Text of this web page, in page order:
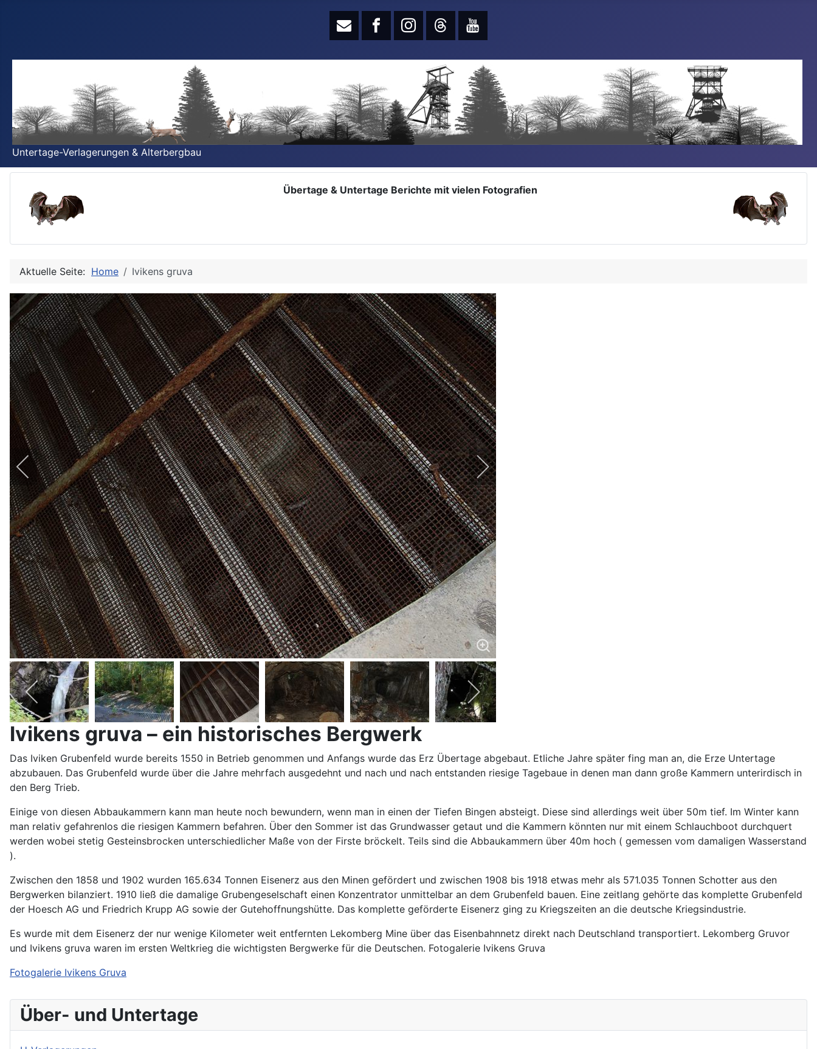
Untertage-Verlagerungen & Alterbergbau
Übertage & Untertage Berichte mit vielen Fotografien
Aktuelle Seite: Home Ivikens gruva
Ivikens gruva – ein historisches Bergwerk
Das Iviken Grubenfeld wurde bereits 1550 in Betrieb genommen und Anfangs wurde das Erz Übertage abgebaut. Etliche Jahre später fing man an, die Erze Untertage
abzubauen. Das Grubenfeld wurde über die Jahre mehrfach ausgedehnt und nach und nach entstanden riesige Tagebaue in denen man dann große Kammern unterirdisch in
den Berg Trieb.
Einige von diesen Abbaukammern kann man heute noch bewundern, wenn man in einen der Tiefen Bingen absteigt. Diese sind allerdings weit über 50m tief. Im Winter kann
man relativ gefahrenlos die riesigen Kammern befahren. Über den Sommer ist das Grundwasser getaut und die Kammern könnten nur mit einem Schlauchboot durchquert
werden wobei stetig Gesteinsbrocken unterschiedlicher Maße von der Firste bröckelt. Teils sind die Abbaukammern über 40m hoch ( gemessen vom damaligen Wasserstand
).
Zwischen den 1858 und 1902 wurden 165.634 Tonnen Eisenerz aus den Minen gefördert und zwischen 1908 bis 1918 etwas mehr als 571.035 Tonnen Schotter aus den
Bergwerken bilanziert. 1910 ließ die damalige Grubengeselschaft einen Konzentrator unmittelbar an dem Grubenfeld bauen. Eine zeitlang gehörte das komplette Grubenfeld
der Hoesch AG und Friedrich Krupp AG sowie der Gutehoffnungshütte. Das komplette geförderte Eisenerz ging zu Kriegszeiten an die deutsche Kriegsindustrie.
Es wurde mit dem Eisenerz der nur wenige Kilometer weit entfernten Lekomberg Mine über das Eisenbahnnetz direkt nach Deutschland transportiert. Lekomberg Gruvor
und Ivikens gruva waren im ersten Weltkrieg die wichtigsten Bergwerke für die Deutschen. Fotogalerie Ivikens Gruva
Fotogalerie Ivikens Gruva
Über- und Untertage